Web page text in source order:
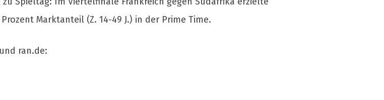
Marktanteil (Z. 14-49 J.) in der Prime Time.
ran.de: